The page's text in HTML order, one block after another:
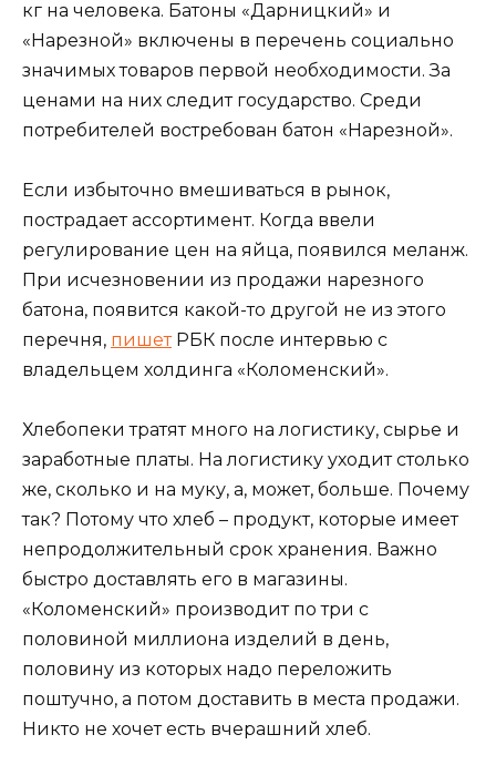
кг на человека. Батоны «Дарницкий» и
«Нарезной» включены в перечень социально
значимых товаров первой необходимости. За
ценами на них следит государство. Среди
потребителей востребован батон «Нарезной».
Если избыточно вмешиваться в рынок,
пострадает ассортимент. Когда ввели
регулирование цен на яйца, появился меланж.
При исчезновении из продажи нарезного
батона, появится какой-то другой не из этого
перечня, пишетРБК после интервью с
владельцем холдинга «Коломенский».
Хлебопеки тратят много на логистику, сырье и
заработные платы. На логистику уходит столько
же, сколько и на муку, а, может, больше. Почему
так? Потому что хлеб – продукт, которые имеет
непродолжительный срок хранения. Важно
быстро доставлять его в магазины.
«Коломенский» производит по три с
половиной миллиона изделий в день,
половину из которых надо переложить
поштучно, а потом доставить в места продажи.
Никто не хочет есть вчерашний хлеб.